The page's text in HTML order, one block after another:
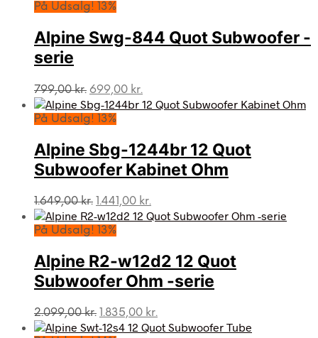
På Udsalg! 13%
Alpine Swg-844 Quot Subwoofer -
serie
799,00kr. Den
oprindelige
pris
799,00 kr..
699,00 kr.
aktuelle
699,00 kr..
På Udsalg! 13%
Alpine Sbg-1244br 12 Quot
Subwoofer Kabinet Ohm
1.649,00kr. Den
oprindelige
pris
1.649,00 kr..
1.441,00 kr.
aktuelle
1.441,00 kr..
På Udsalg! 13%
Alpine R2-w12d2 12 Quot
Subwoofer Ohm -serie
2.099,00kr. Den
oprindelige
1.835,00 kr.
aktuelle